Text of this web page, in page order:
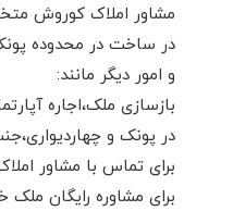
در ساخت در محدوده
و امور دیگر مانند:
بازسازی ملک،اجاره
در پونک و
برای تماس با مشاور
برای مشاوره رایگان